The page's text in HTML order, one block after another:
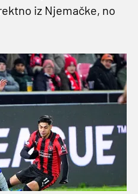
iz Njemačke, no